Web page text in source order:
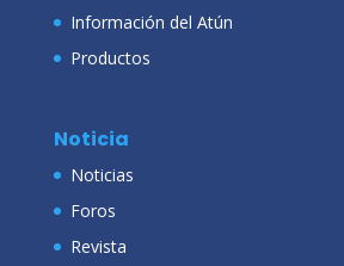
Información del Atún
Productos
Noticia
Noticias
Foros
Revista